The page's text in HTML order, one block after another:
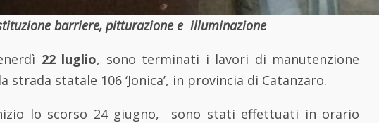
barriere, pitturazione e illuminazione
22 luglio, sono terminati i lavori di manutenzione
strada statale 106 ‘Jonica’, in provincia di Catanzaro.
lo scorso 24 giugno, sono stati effettuati in orario